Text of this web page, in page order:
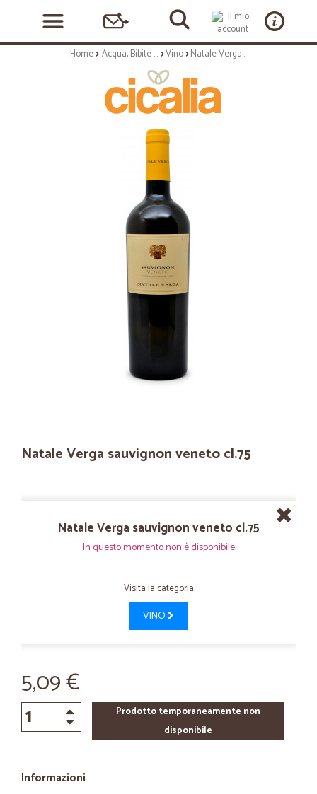
Home Acqua, Bibite e Alcolici Vino Natale Verga sauvignon veneto cl.75
Natale Verga sauvignon veneto cl.75
Natale Verga sauvignon veneto cl.75
In questo momento non è disponibile
Visita la categoria
VINO
5,09 €
Prodotto temporaneamente non
disponibile
Informazioni